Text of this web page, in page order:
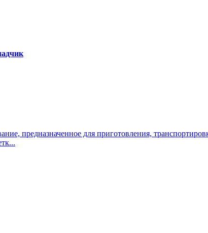
предназначенное для приготовления,